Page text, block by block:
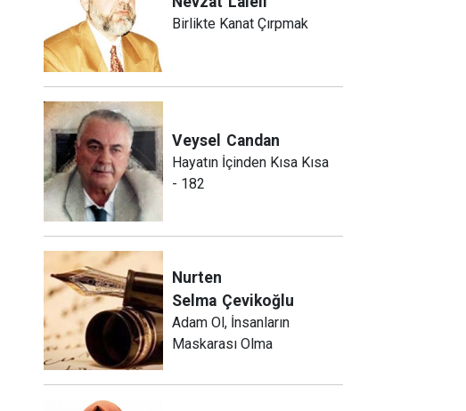
Birlikte Kanat Çırpmak
Veysel Candan
Hayatın İçinden Kısa Kısa
- 182
Nurten
Selma Çevikoğlu
Adam Ol, İnsanların
Maskarası Olma